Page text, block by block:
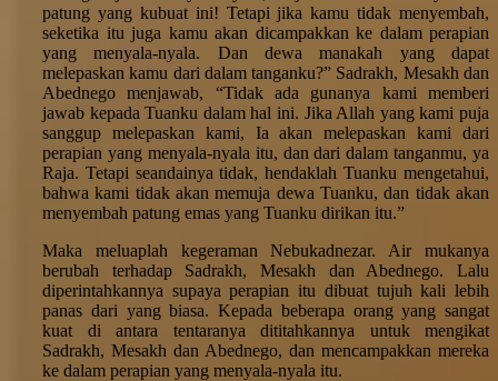
patung yang kubuat ini! Tetapi jika kamu tidak menyembah,
seketika itu juga kamu akan dicampakkan ke dalam perapian
yang menyala-nyala. Dan dewa manakah yang dapat
melepaskan kamu dari dalam tanganku?” Sadrakh, Mesakh dan
Abednego menjawab, “Tidak ada gunanya kami memberi
jawab kepada Tuanku dalam hal ini. Jika Allah yang kami puja
sanggup melepaskan kami, Ia akan melepaskan kami dari
perapian yang menyala-nyala itu, dan dari dalam tanganmu, ya
Raja. Tetapi seandainya tidak, hendaklah Tuanku mengetahui,
bahwa kami tidak akan memuja dewa Tuanku, dan tidak akan
menyembah patung emas yang Tuanku dirikan itu.”
Maka meluaplah kegeraman Nebukadnezar. Air mukanya
berubah terhadap Sadrakh, Mesakh dan Abednego. Lalu
diperintahkannya supaya perapian itu dibuat tujuh kali lebih
panas dari yang biasa. Kepada beberapa orang yang sangat
kuat di antara tentaranya dititahkannya untuk mengikat
Sadrakh, Mesakh dan Abednego, dan mencampakkan mereka
ke dalam perapian yang menyala-nyala itu.